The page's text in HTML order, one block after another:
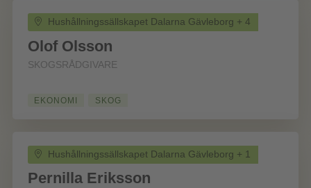
Hushållningssällskapet Dalarna Gävleborg + 4
Olof Olsson
SKOGSRÅDGIVARE
EKONOMI SKOG
Hushållningssällskapet Dalarna Gävleborg + 1
Pernilla Eriksson